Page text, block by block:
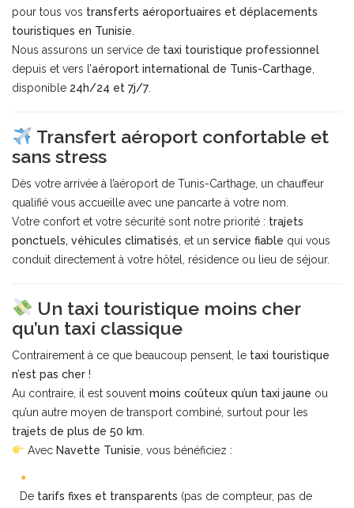
pour tous vos transferts aéroportuaires et déplacements
touristiques en Tunisie
Nous assurons un service de taxi touristique professionnel
depuis et vers l’aéroport international de Tunis-Carthage
disponible 24h/24 et 7j/7
Transfert aéroport confortable et
sans stress
Dès votre arrivée à l’aéroport de Tunis-Carthage, un chauffeur
qualifié vous accueille avec une pancarte à votre nom.
Votre confort et votre sécurité sont notre priorité : trajets
ponctuels, véhicules climatisés , et un service fiable qui vous
conduit directement à votre hôtel, résidence ou lieu de séjour.
Un taxi touristique moins cher
qu’un taxi classique
Contrairement à ce que beaucoup pensent, le taxi touristique
n’est pas cher !
Au contraire, il est souvent moins coûteux qu’un taxi jaune ou
qu’un autre moyen de transport combiné, surtout pour les
trajets de plus de 50 km
Avec Navette Tunisie , vous bénéficiez :
De tarifs fixes et transparents (pas de compteur, pas de